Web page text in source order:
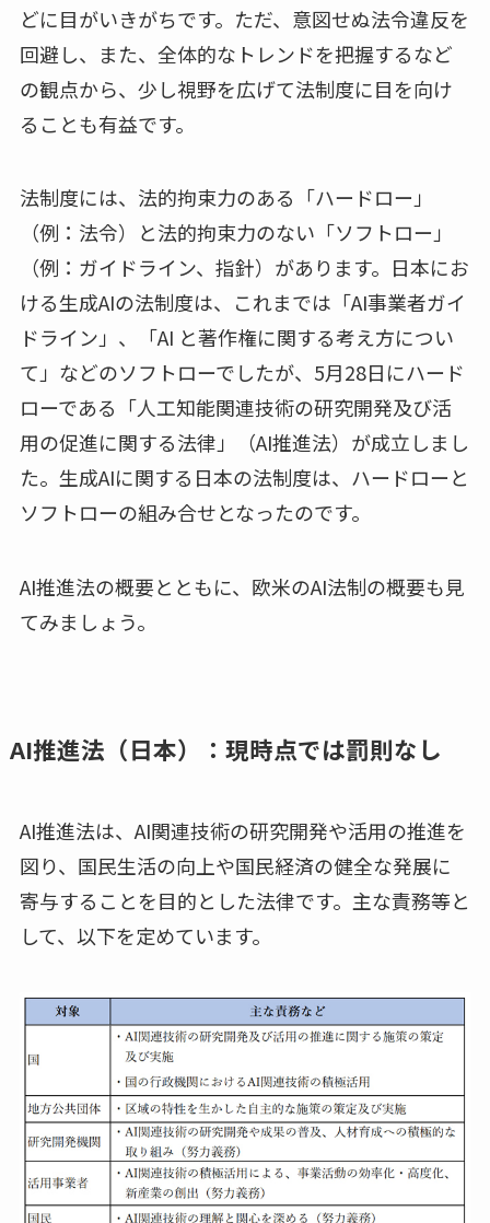
どに目がいきがちです。ただ、意図せぬ法令違反を
回避し、また、全体的なトレンドを把握するなど
の観点から、少し視野を広げて法制度に目を向け
ることも有益です。
法制度には、法的拘束力のある「ハードロー」
（例：法令）と法的拘束力のない「ソフトロー」
（例：ガイドライン、指針）があります。日本にお
ける生成AIの法制度は、これまでは「AI事業者ガイ
ドライン」、「AI と著作権に関する考え方につい
て」などのソフトローでしたが、5月28日にハード
ローである「人工知能関連技術の研究開発及び活
用の促進に関する法律」（AI推進法）が成立しまし
た。生成AIに関する日本の法制度は、ハードローと
ソフトローの組み合せとなったのです。
AI推進法の概要とともに、欧米のAI法制の概要も見
てみましょう。
AI推進法（日本）：現時点では罰則なし
AI推進法は、AI関連技術の研究開発や活用の推進を
図り、国民生活の向上や国民経済の健全な発展に
寄与することを目的とした法律です。主な責務等と
して、以下を定めています。